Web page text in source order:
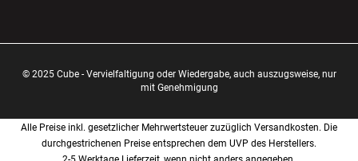
© 2025 Cube - Vervielfaltigung oder Wiedergabe, auch auszugsweise, nur
mit Genehmigung
Alle Preise inkl. gesetzlicher Mehrwertsteuer zuzüglich Versandkosten. Die
durchgestrichenen Preise entsprechen dem UVP des Herstellers.